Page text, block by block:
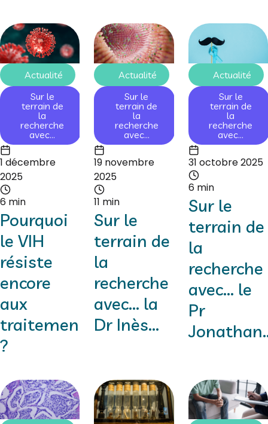
Actualité
Sur le
terrain de
la
recherche
avec...
1 décembre
2025
6 min
Pourquoi
le VIH
résiste
encore
aux
traitements
?
Actualité
Sur le
terrain de
la
recherche
avec...
19 novembre
2025
11 min
Sur le
terrain de
la
recherche
avec... la
Dr Inès...
Actualité
Sur le
terrain de
la
recherche
avec...
31 octobre 2025
6 min
Sur le
terrain de
la
recherche
avec... le
Pr